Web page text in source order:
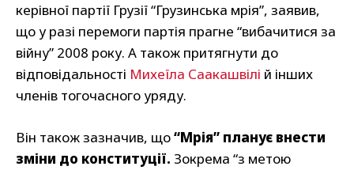
керівної партії Грузії “Грузинська мрія”, заявив,
що у разі перемоги партія прагне “вибачитися за
війну” 2008 року. А також притягнути до
відповідальності Михеїла Саакашвілі й інших
членів тогочасного уряду.
Він також зазначив, що“Мрія” планує внести
зміни до конституції. Зокрема “з метою